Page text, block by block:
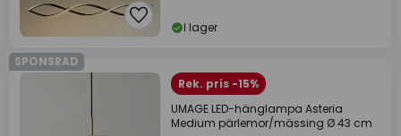
I lager
SPONSRAD
Rek. pris -15%
UMAGE LED-hänglampa Asteria
Medium pärlemor/mässing Ø 43 cm